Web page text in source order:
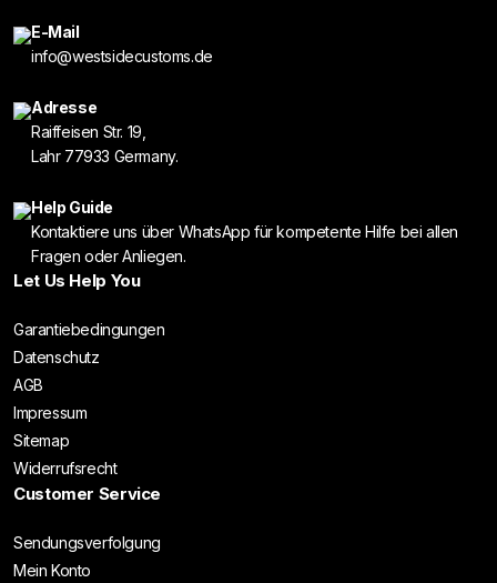
E-Mail
info@westsidecustoms.de
Adresse
Raiffeisen Str. 19,
Lahr 77933 Germany.
Help Guide
Kontaktiere uns über WhatsApp für kompetente Hilfe bei allen
Fragen oder Anliegen.
Let Us Help You
Garantiebedingungen
Datenschutz
AGB
Impressum
Sitemap
Widerrufsrecht
Customer Service
Sendungsverfolgung
Mein Konto